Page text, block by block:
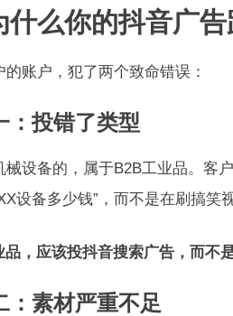
什么你的抖音广告
的账户，犯了两个致命错误：
：投错了类型
械设备的，属于B2B工业品。客
设备多少钱”，而不是在刷搞笑
品，应该投抖音搜索广告，而不
：素材严重不足